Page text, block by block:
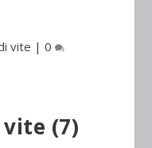
vite | 0
(7)